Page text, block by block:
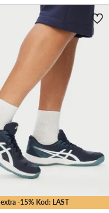
extra -15% Kod: LAST